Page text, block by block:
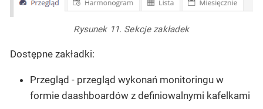
Rysunek 11. Sekcje zakładek
Dostępne zakładki:
Przegląd - przegląd wykonań monitoringu w
formie daashboardów z definiowalnymi kafelkami